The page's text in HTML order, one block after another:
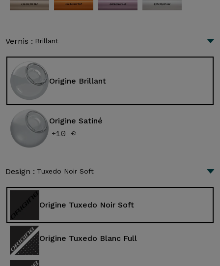
Vernis : Brillant
Origine Brillant
Origine Satiné
+10 €
Design : Tuxedo Noir Soft
Origine Tuxedo Noir Soft
Origine Tuxedo Blanc Full